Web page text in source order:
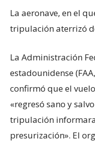
La aeronave, en el
tripulación aterrizó
La Administración
estadounidense
confirmó que el
«regresó sano y
tripulación
presurización». El